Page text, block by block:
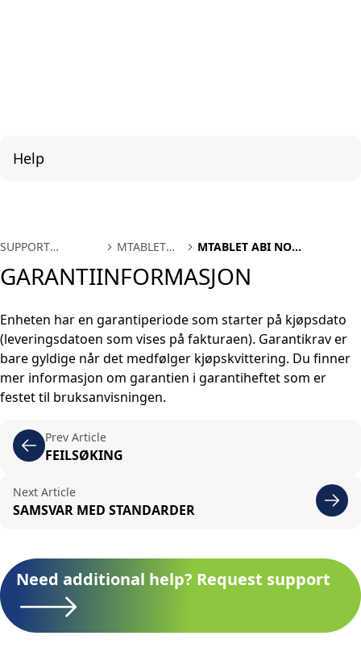
Help
SUPPORT
MTABLET
MTABLET ABI NO
GARANTIINFORMASJON
Enheten har en garantiperiode som starter på kjøpsdato
(leveringsdatoen som vises på fakturaen). Garantikrav er
bare gyldige når det medfølger kjøpskvittering. Du finner
mer informasjon om garantien i garantiheftet som er
festet til bruksanvisningen.
Prev Article
FEILSØKING
Next Article
SAMSVAR MED STANDARDER
Need additional help? Request support